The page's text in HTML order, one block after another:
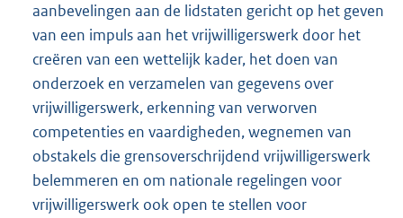
aanbevelingen aan de lidstaten gericht op het geven
van een impuls aan het vrijwilligerswerk door het
creëren van een wettelijk kader, het doen van
onderzoek en verzamelen van gegevens over
vrijwilligerswerk, erkenning van verworven
competenties en vaardigheden, wegnemen van
obstakels die grensoverschrijdend vrijwilligerswerk
belemmeren en om nationale regelingen voor
vrijwilligerswerk ook open te stellen voor